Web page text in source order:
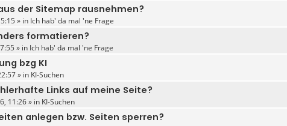
der Sitemap rausnehmen?
» in Ich hab' da mal 'ne Frage
formatieren?
» in Ich hab' da mal 'ne Frage
bzg KI
» in KI-Suchen
Links auf meine Seite?
11:26 » in KI-Suchen
anlegen bzw. Seiten sperren?